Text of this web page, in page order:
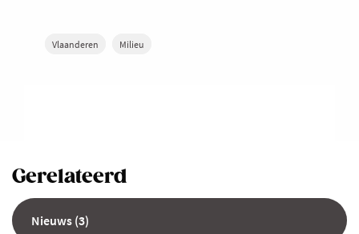
Vlaanderen Milieu
Gerelateerd
Nieuws (3)